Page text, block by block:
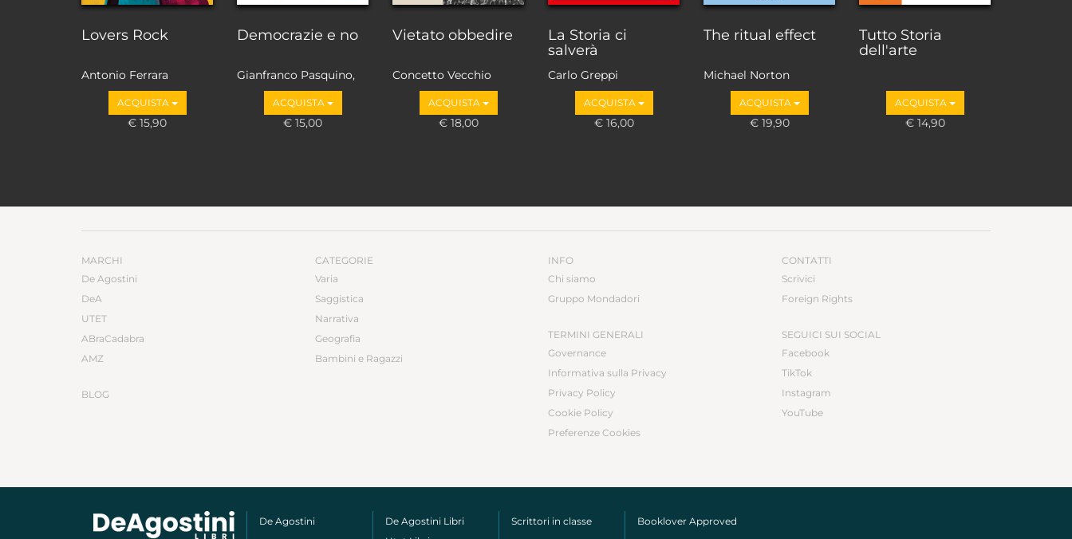
Lovers Rock
Antonio Ferrara
ACQUISTA
€ 15,90
Democrazie e no
Gianfranco Pasquino,
Marco Valbruzzi
ACQUISTA
€ 15,00
Vietato obbedire
Concetto Vecchio
ACQUISTA
€ 18,00
La Storia ci
salverà
Carlo Greppi
ACQUISTA
€ 16,00
The ritual effect
Michael Norton
ACQUISTA
€ 19,90
Tutto Storia
dell'arte
ACQUISTA
€ 14,90
MARCHI
De Agostini
DeA
UTET
ABraCadabra
AMZ
BLOG
CATEGORIE
Varia
Saggistica
Narrativa
Geografia
Bambini e Ragazzi
INFO
Chi siamo
Gruppo Mondadori
TERMINI GENERALI
Governance
Informativa sulla Privacy
Privacy Policy
Cookie Policy
Preferenze Cookies
CONTATTI
Scrivici
Foreign Rights
SEGUICI SUI SOCIAL
Facebook
TikTok
Instagram
YouTube
De Agostini
De Agostini Libri
Scrittori in classe Booklover Approved